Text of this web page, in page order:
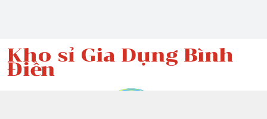
Kho sỉ Gia Dụng Bình
Điền